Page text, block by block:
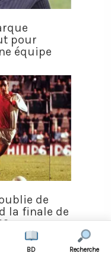
pour
équipe
de
la finale de
BD Recherche